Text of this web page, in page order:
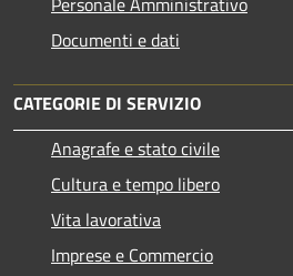
Documenti e dati
CATEGORIE DI SERVIZIO
Anagrafe e stato civile
Cultura e tempo libero
Vita lavorativa
Imprese e Commercio